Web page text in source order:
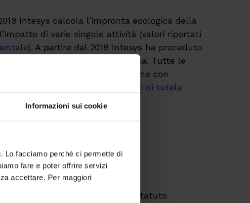
Informazioni sui cookie
Lo facciamo perché ci permette di
fare e poter offrire servizi
accettare. Per maggiori
Intesys calcola l’impronta ecologica della
di varie singole attività (valori riportati
). A partire dal 2019 Intesys ha proceduto
della “CO2 equivalente” emessa. Tutte le
state effettuate in collaborazione con
pagina dedicata ai nostri progetti di tutela
ha deciso di modificare lo statuto